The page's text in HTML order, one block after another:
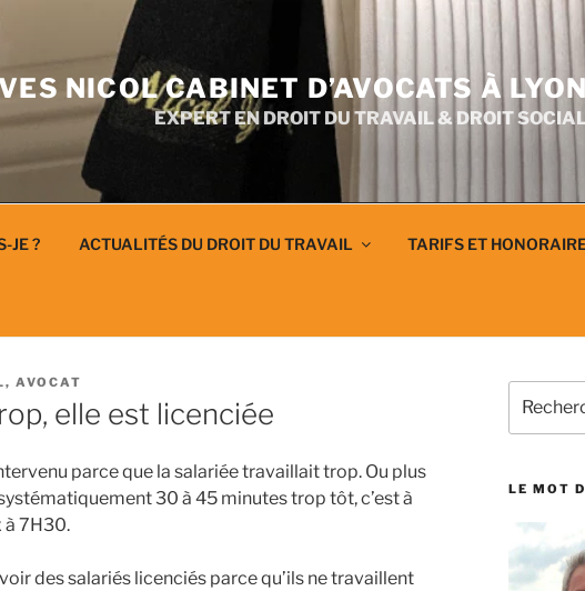
NICOL CABINET D’AVOCATS À
EXPERT EN DROIT DU TRAVAIL & DROIT
JE ? ACTUALITÉS DU DROIT DU TRAVAIL TARIFS ET
AVOCAT
elle est licenciée
parce que la salariée travaillait trop. Ou plus
30 à 45 minutes trop tôt, c’est à
à 7H30.
des salariés licenciés parce qu’ils ne travaillent
pour
LE MOT